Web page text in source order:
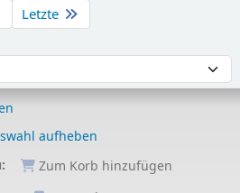
Letzte
aufheben
Zum Korb hinzufügen